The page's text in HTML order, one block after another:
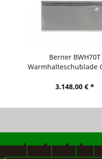
Berner BWH70T
Warmhalteschublade
3.148,00 € *